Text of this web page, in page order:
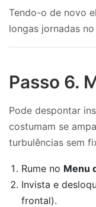
Tendo-o de novo
longas jornadas
Passo 6.
Pode despontar
costumam se
turbulências sem
Rume no Menu
Invista e
frontal).